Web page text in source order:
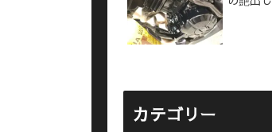
カテゴリー